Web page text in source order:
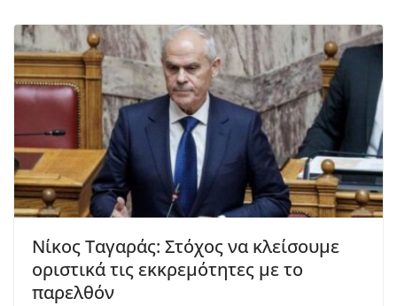
Nίκος Ταγαράς: Στόχος να κλείσουμε
οριστικά τις εκκρεμότητες με το
παρελθόν